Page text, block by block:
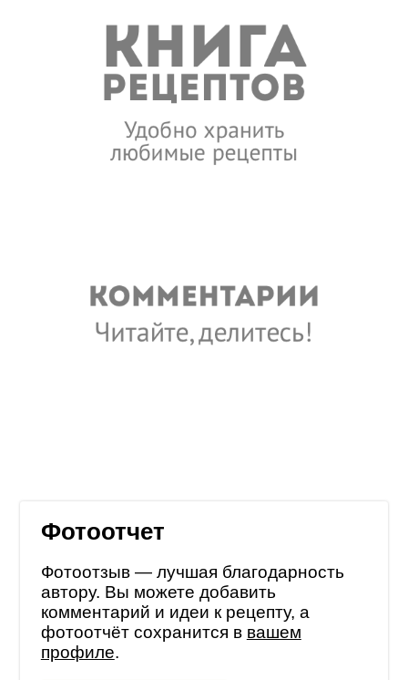
Фотоотчет
Фотоотзыв — лучшая благодарность
автору. Вы можете добавить
комментарий и идеи к рецепту, а
фотоотчёт сохранится в вашем
профиле.